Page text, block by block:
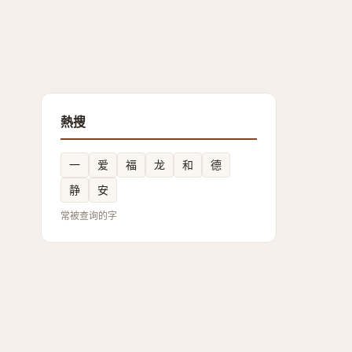
熱搜
一 爱 福 龙 和
德
静
安
常被查询的字